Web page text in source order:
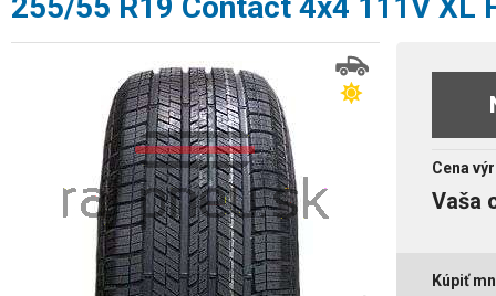
Cena
Vaša
Kúpiť